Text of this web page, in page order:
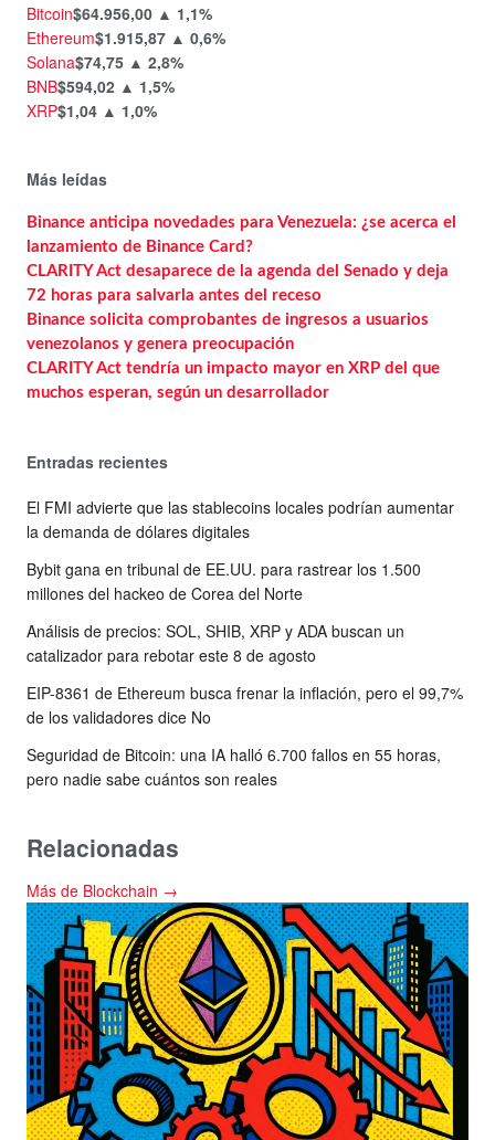
Bitcoin$64.956,00 ▲ 1,1%
Ethereum$1.915,87 ▲ 0,6%
Solana$74,75 ▲ 2,8%
BNB$594,02 ▲ 1,5%
XRP$1,04 ▲ 1,0%
Más leídas
Binance anticipa novedades para Venezuela: ¿se acerca el
lanzamiento de Binance Card?
CLARITY Act desaparece de la agenda del Senado y deja
72 horas para salvarla antes del receso
Binance solicita comprobantes de ingresos a usuarios
venezolanos y genera preocupación
CLARITY Act tendría un impacto mayor en XRP del que
muchos esperan, según un desarrollador
Entradas recientes
El FMI advierte que las stablecoins locales podrían aumentar
la demanda de dólares digitales
Bybit gana en tribunal de EE.UU. para rastrear los 1.500
millones del hackeo de Corea del Norte
Análisis de precios: SOL, SHIB, XRP y ADA buscan un
catalizador para rebotar este 8 de agosto
EIP-8361 de Ethereum busca frenar la inflación, pero el 99,7%
de los validadores dice No
Seguridad de Bitcoin: una IA halló 6.700 fallos en 55 horas,
pero nadie sabe cuántos son reales
Relacionadas
Más de Blockchain →